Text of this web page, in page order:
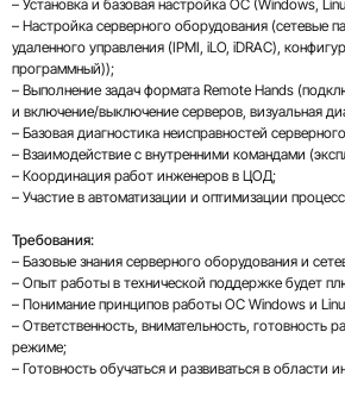
– Установка и базовая настройка ОС (Windows,
– Настройка серверного оборудования (сетевые
удаленного управления (IPMI, iLO, iDRAC),
программный));
– Выполнение задач формата Remote Hands
и включение/выключение серверов, визуальная
– Базовая диагностика неисправностей
– Взаимодействие с внутренними командами
– Координация работ инженеров в ЦОД;
– Участие в автоматизации и оптимизации
Требования:
– Базовые знания серверного оборудования и
– Опыт работы в технической поддержке будет
– Понимание принципов работы ОС Windows и
– Ответственность, внимательность, готовность
режиме;
– Готовность обучаться и развиваться в области